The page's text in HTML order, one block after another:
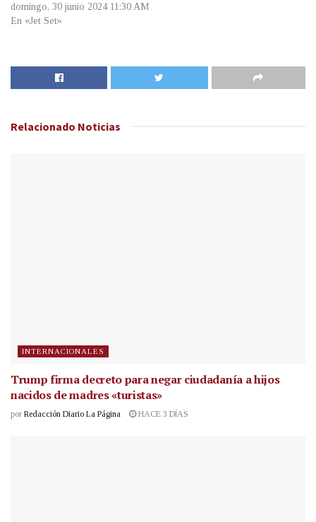
domingo, 30 junio 2024 11:30 AM
En «Jet Set»
Relacionado Noticias
INTERNACIONALES
Trump firma decreto para negar ciudadanía a hijos
nacidos de madres «turistas»
por Redacción Diario La Página HACE 3 DÍAS